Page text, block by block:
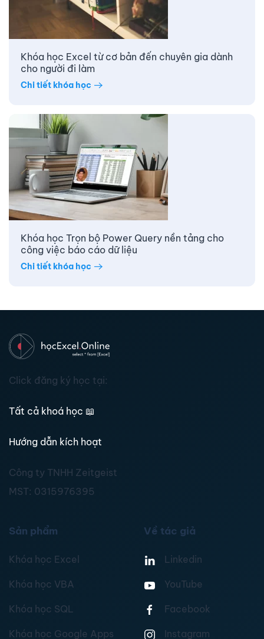
Khóa học Excel từ cơ bản đến chuyên gia dành
cho người đi làm
Chi tiết khóa học
Khóa học Trọn bộ Power Query nền tảng cho
công việc báo cáo dữ liệu
Chi tiết khóa học
Click đăng ký học tại:
Tất cả khoá học 📖
Hướng dẫn kích hoạt
Công ty TNHH Zeitgeist
MST: 0315976395
Sản phẩm
Khóa học Excel
Khóa học VBA
Khóa học SQL
Khóa học Google Apps
Về tác giả
Linkedin
YouTube
Facebook
Instagram